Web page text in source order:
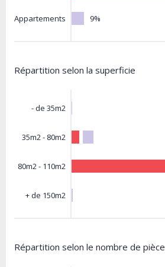
Appartements 9%
Répartition selon la superficie
- de 35m2
35m2 - 80m2
80m2 - 110m2
+ de 150m2
Répartition selon le nombre de pièce